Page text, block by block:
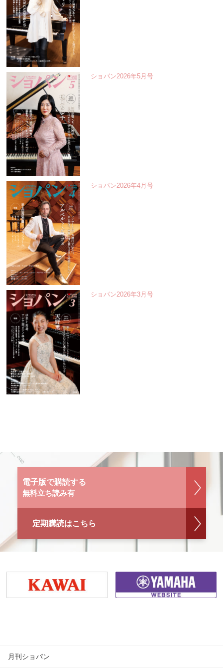
ショパン2026年5月号
ショパン2026年4月号
ショパン2026年3月号
電子版で購読する
無料立ち読み有
定期購読はこちら
月刊ショパン